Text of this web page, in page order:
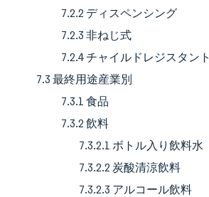
7.2.2 ディスペンシング
7.2.3 非ねじ式
7.2.4 チャイルドレジスタント
7.3 最終用途産業別
7.3.1 食品
7.3.2 飲料
7.3.2.1 ボトル入り飲料水
7.3.2.2 炭酸清涼飲料
7.3.2.3 アルコール飲料